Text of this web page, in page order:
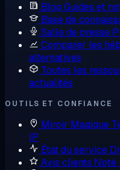
Blog Guides et
Base de
Salle de presse
Comparer les
alternatives
Toutes les
actualités
OUTILS ET CONFIANCE
Miroir Magique
IP
État du service
Avis clients Noté